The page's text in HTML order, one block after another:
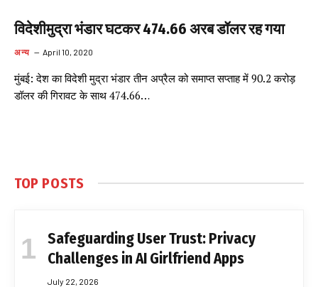
विदेशीमुद्रा भंडार घटकर 474.66 अरब डॉलर रह गया
अन्य April 10, 2020
मुंबई: देश का विदेशी मुद्रा भंडार तीन अप्रैल को समाप्त सप्ताह में 90.2 करोड़
डॉलर की गिरावट के साथ 474.66…
TOP POSTS
Safeguarding User Trust: Privacy
Challenges in AI Girlfriend Apps
July 22, 2026